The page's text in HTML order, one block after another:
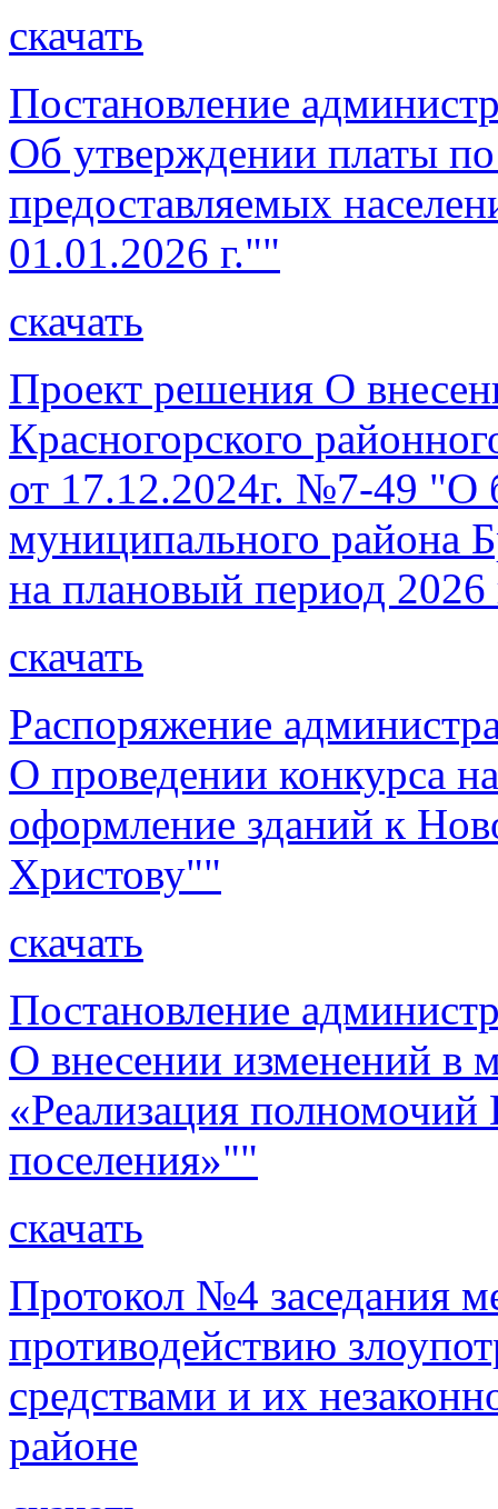
скачать
Постановление
Об утверждении платы
предоставляемых
01.01.2026 г.""
скачать
Проект решения О
Красногорского
от 17.12.2024г. №7-49 "О
муниципального района
на плановый период
скачать
Распоряжение
О проведении конкурса
оформление зданий к
Христову""
скачать
Постановление
О внесении изменений в
«Реализация полномочий
поселения»""
скачать
Протокол №4 заседания
противодействию
средствами и их
районе